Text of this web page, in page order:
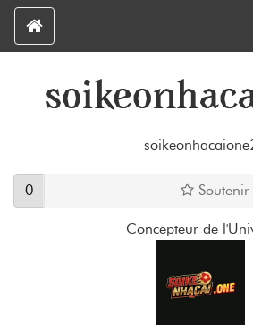
0 Soutenir
Concepteur de